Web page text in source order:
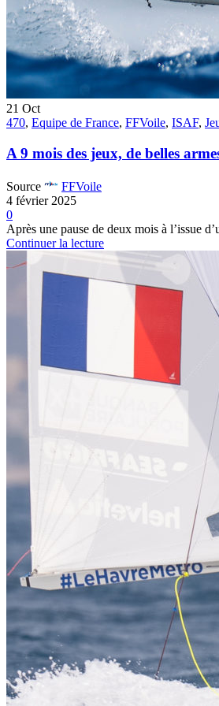
21 Oct
470, Equipe de France, FFVoile, ISAF,
A 9 mois des jeux, de belles
Source
FFVoile
4 février 2025
0
Après une pause de deux mois à l’issue
Continuer la lecture